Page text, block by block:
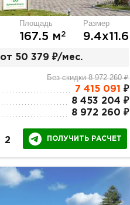
Площадь
167.5 м2
Размер
9.4х11.6
от 50 379 ₽/мес.
Без скидки 8 972 260 ₽
7 415 091 ₽
8 453 204 ₽
8 972 260 ₽
2 ПОЛУЧИТЬ РАСЧЕТ